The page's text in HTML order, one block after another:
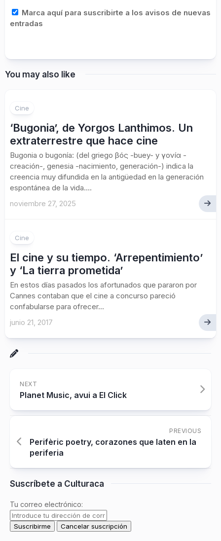
Marca aquí para suscribirte a los avisos de nuevas
entradas
You may also like
Cine
‘Bugonia’, de Yorgos Lanthimos. Un
extraterrestre que hace cine
Bugonia o bugonía: (del griego βóς -buey- y γονíα -
creación-, genesia -nacimiento, generación-) indica la
creencia muy difundida en la antigüedad en la generación
espontánea de la vida....
noviembre 27, 2025
Cine
El cine y su tiempo. ‘Arrepentimiento’
y ‘La tierra prometida’
En estos días pasados los afortunados que pararon por
Cannes contaban que el cine a concurso pareció
confabularse para ofrecer...
junio 21, 2017
NEXT
Planet Music, avui a El Click
PREVIOUS
Perifèric poetry, corazones que laten en la
periferia
Suscríbete a Culturaca
Tu correo electrónico: